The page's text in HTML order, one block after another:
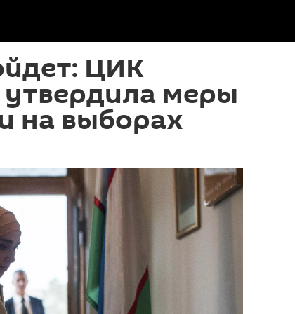
ЦИК
утвердила меры
на выборах